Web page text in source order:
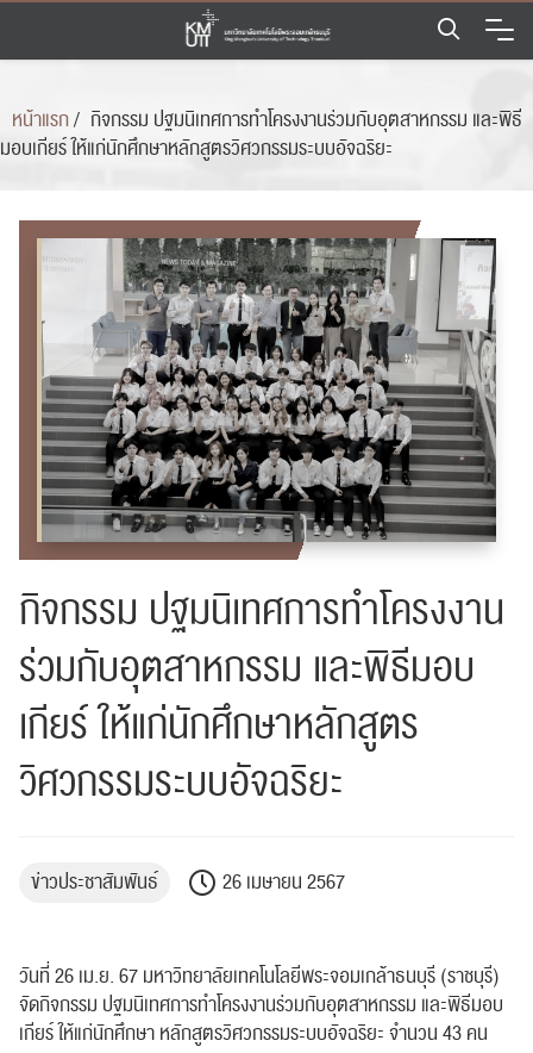
Skip
content
หน้าแรก/ กิจกรรม ปฐมนิเทศการทำโครงงานร่วมกับอุตสาหกรรม และพิธี
มอบเกียร์ ให้แก่นักศึกษาหลักสูตรวิศวกรรมระบบอัจฉริยะ
กิจกรรม ปฐมนิเทศการทำโครงงาน
ร่วมกับอุตสาหกรรม และพิธีมอบ
เกียร์ ให้แก่นักศึกษาหลักสูตร
วิศวกรรมระบบอัจฉริยะ
ข่าวประชาสัมพันธ์ 26 เมษายน 2567
วันที่ 26 เม.ย. 67 มหาวิทยาลัยเทคโนโลยีพระจอมเกล้าธนบุรี (ราชบุรี)
จัดกิจกรรม ปฐมนิเทศการทำโครงงานร่วมกับอุตสาหกรรม และพิธีมอบ
เกียร์ ให้แก่นักศึกษา หลักสูตรวิศวกรรมระบบอัจฉริยะ จำนวน 43 คน